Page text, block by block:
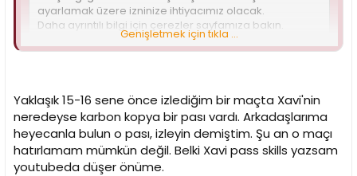
ayarlamak üzere izninize ihtiyacımız olacak.
Daha ayrıntılı bilgi için çerezler sayfamıza bakın.
Üçüncü taraf tanımlama bilgilerini kabul et
Sonlarda Sane'ye attığı pasta içimin yağları eridi.
Genişletmek için tıkla ...
Yaklaşık 15-16 sene önce izlediğim bir maçta Xavi'nin
neredeyse karbon kopya bir pası vardı. Arkadaşlarıma
heyecanla bulun o pası, izleyin demiştim. Şu an o maçı
hatırlamam mümkün değil. Belki Xavi pass skills yazsam
youtubeda düşer önüme.